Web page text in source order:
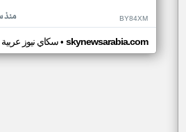
منذ BY84XM
سكاي نيوز عربية• skynewsarabia.com